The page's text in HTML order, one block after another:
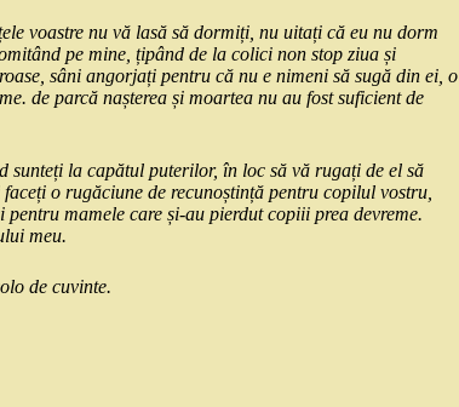
voastre nu vă lasă să dormiți, nu uitați că eu nu dorm
pe mine, țipând de la colici non stop ziua și
sâni angorjați pentru că nu e nimeni să sugă din ei, o
de parcă nașterea și moartea nu au fost suficient de
sunteți la capătul puterilor, în loc să vă rugați de el să
o rugăciune de recunoștință pentru copilul vostru,
mamele care și-au pierdut copiii prea devreme.
meu.
de cuvinte.